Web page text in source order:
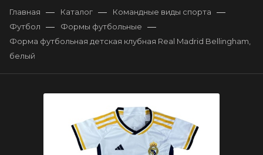
Главная — Каталог — Командные виды спорта —
Футбол — Формы футбольные —
Форма футбольная детская клубная Real Madrid Bellingham,
белый